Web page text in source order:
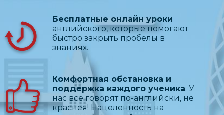
Бесплатные онлайн уроки
английского, которые помогают
быстро закрыть пробелы в
знаниях.
Комфортная обстановка и
поддержка каждого ученика. У
нас все говорят по-английски, не
краснея! Нацеленность на